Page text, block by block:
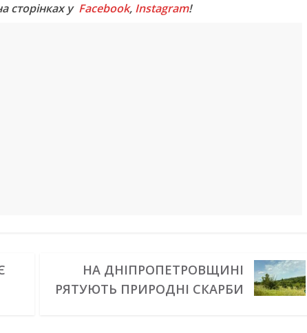
сторінках у Facebook, Instagram!
НА ДНІПРОПЕТРОВЩИНІ
РЯТУЮТЬ ПРИРОДНІ СКАРБИ